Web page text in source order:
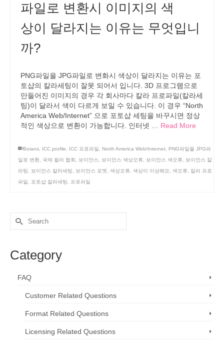
파일로 변환시 이미지의 색
상이 달라지는 이유는 무엇입니
까?
PNG파일을 JPG파일로 변화시 색상이 달라지는 이유는 포
토샵의 칼라세팅이 잘못 되어서 입니다. 3D 프로그램으로
만들어진 이미지의 경우 각 회사마다 칼라 프로파일(칼라세
팅)이 달라서 색이 다르게 보일 수 있습니다. 이 경우 “North
America Web/Internet” 으로 포토샵 세팅을 바꾸시면 정상
적인 색상으로 변환이 가능합니다. 인터넷 … Read More
Boians ICC profile ICC 프로파일 North America Web/Internet
PNG파일을 JPG파
일로 변환
국제 컬러 협회 보이안스 보이안스 색상오류 보이안스 색오류
보이안스 칼
라팅
보이안스 칼러세팅 보이안스 포맷 색상오류 색상이 이상해요 색오류
칼라 프로
파일
포토샵 칼라세팅 프로파일
Search
for:
Category
FAQ
Customer Related Questions
Format Related Questions
Licensing Related Questions